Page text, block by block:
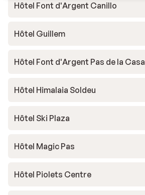
Hôtel Font d'Argent Canillo
Hôtel Guillem
Hôtel Font d'Argent Pas de la Casa
Hôtel Himalaia Soldeu
Hôtel Ski Plaza
Hôtel Magic Pas
Hôtel Piolets Centre